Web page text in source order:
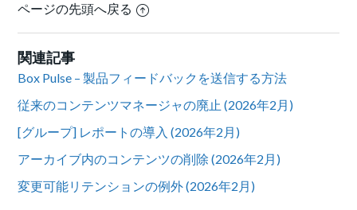
ページの先頭へ戻る
関連記事
Box Pulse – 製品フィードバックを送信する方法
従来のコンテンツマネージャの廃止 (2026年2月)
[グループ] レポートの導入 (2026年2月)
アーカイブ内のコンテンツの削除 (2026年2月)
変更可能リテンションの例外 (2026年2月)